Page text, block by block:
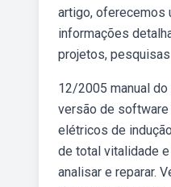
artigo, oferecemos
informações
projetos,
12/2005 manual
versão de software
elétricos de
de total vitalidade
analisar e reparar.